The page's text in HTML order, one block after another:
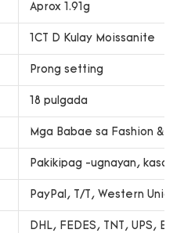
Aprox 1.91g
1CT D Kulay Moissanite
Prong setting
18 pulgada
Mga Babae sa Fashion &
Pakikipag -ugnayan,
PayPal, T/T, Western
DHL, FEDES, TNT, UPS, EMS